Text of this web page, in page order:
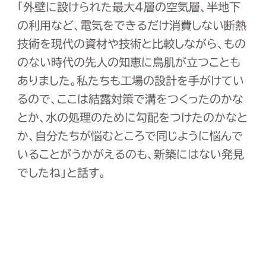
「外壁に設けられた最大4層の空気層、半地下
の利用など、電気をできるだけ消費しない断熱
技術を現代の資材や技術と比較しながら、もの
のない時代の先人の知恵に鳥肌が立つことも
ありました。私たちも工場の設計を手がけてい
るので、ここは結露対策で溝をつくったのかな
とか、水の処理のために勾配をつけたのかなと
か、自分たちが悩むところで同じように悩んで
いることがうかがえるのも、新築にはない発見
でしたね」と話す。